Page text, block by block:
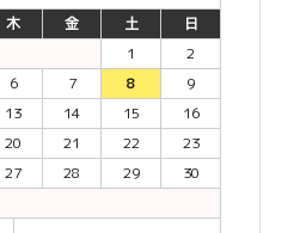
木 金 土
日
1
2
6 7 8
9
13 14 15
16
20 21 22
23
27 28 29
30